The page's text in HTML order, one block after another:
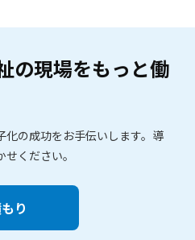
の現場をもっと働
の成功をお手伝いします。 導
ください。
り